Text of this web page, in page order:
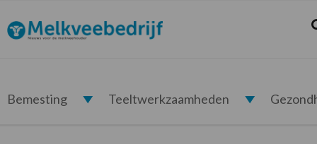
de
hoofdnavigatie
de
hoofd
de
eerste
de
voettekst
Melkveebedrijf.nl
Bemesting Teeltwerkzaamheden